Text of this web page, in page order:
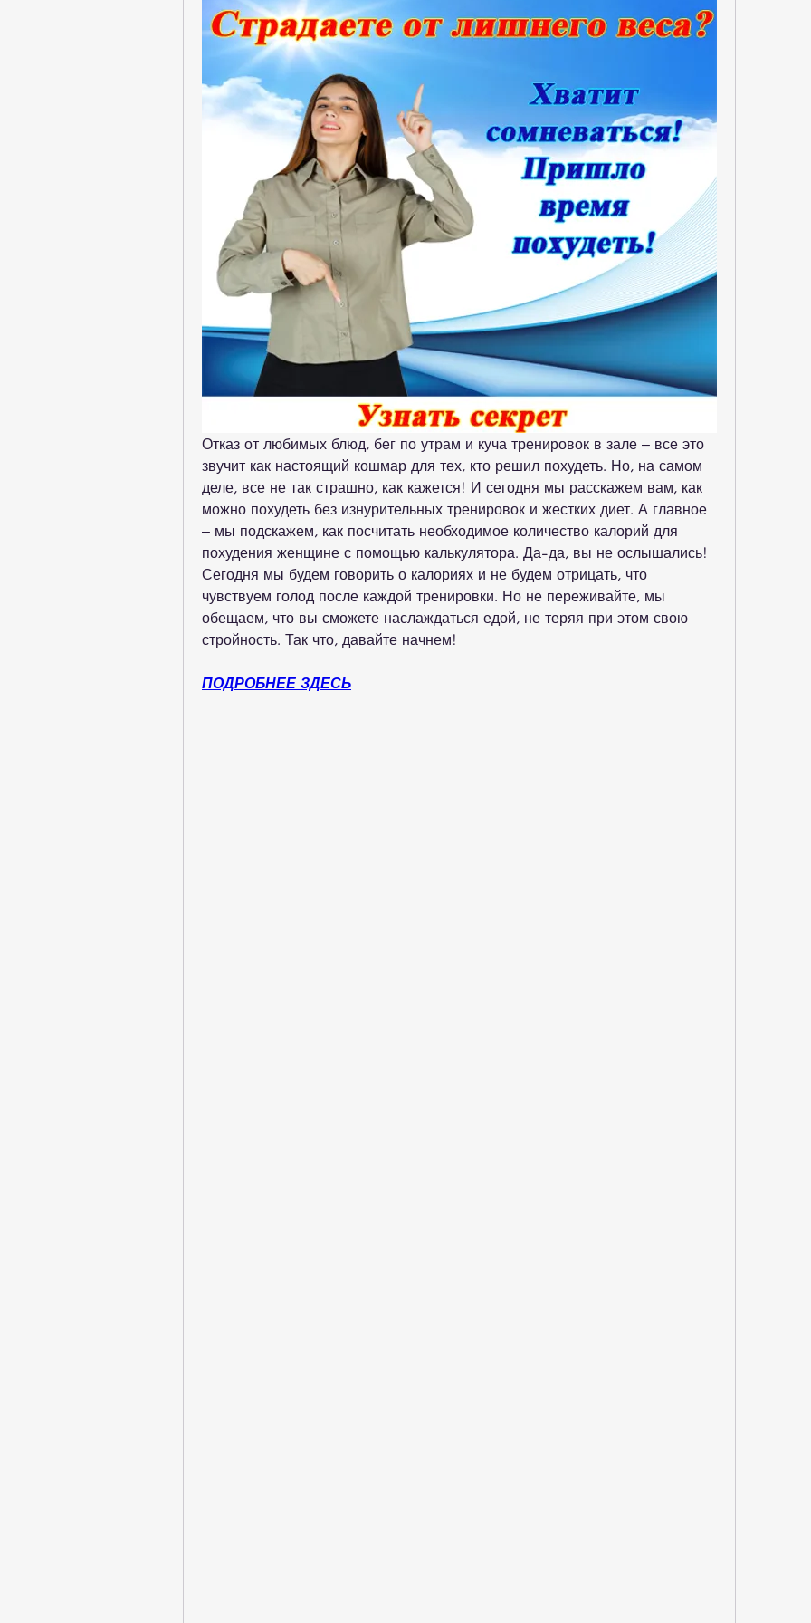
Отказ от любимых блюд, бег по утрам и куча тренировок в зале – все это
звучит как настоящий кошмар для тех, кто решил похудеть. Но, на самом
деле, все не так страшно, как кажется! И сегодня мы расскажем вам, как
можно похудеть без изнурительных тренировок и жестких диет. А главное
– мы подскажем, как посчитать необходимое количество калорий для
похудения женщине с помощью калькулятора. Да-да, вы не ослышались!
Сегодня мы будем говорить о калориях и не будем отрицать, что
чувствуем голод после каждой тренировки. Но не переживайте, мы
обещаем, что вы сможете наслаждаться едой, не теряя при этом свою
стройность. Так что, давайте начнем!
ПОДРОБНЕЕ ЗДЕСЬ